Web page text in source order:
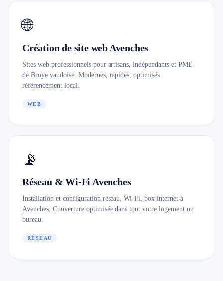
🌐
Création de site web Avenches
Sites web professionnels pour artisans, indépendants et PME
de Broye vaudoise. Modernes, rapides, optimisés
référencement local.
WEB
📡
Réseau & Wi-Fi Avenches
Installation et configuration réseau, Wi-Fi, box internet à
Avenches. Couverture optimisée dans tout votre logement ou
bureau.
RÉSEAU